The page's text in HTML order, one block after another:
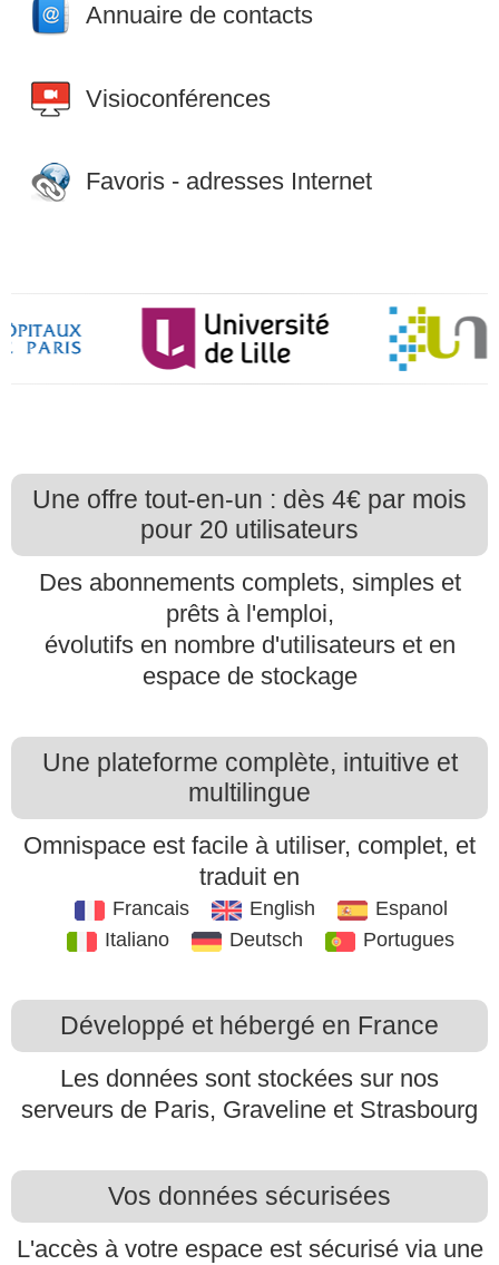
Annuaire de contacts
Visioconférences
Favoris - adresses Internet
Une offre tout-en-un : dès 4€ par mois
pour 20 utilisateurs
Des abonnements complets, simples et
prêts à l'emploi,
évolutifs en nombre d'utilisateurs et en
espace de stockage
Une plateforme complète, intuitive et
multilingue
Omnispace est facile à utiliser, complet, et
traduit en
Francais English
Espanol
Italiano
Deutsch Portugues
Développé et hébergé en France
Les données sont stockées sur nos
serveurs de Paris, Graveline et Strasbourg
Vos données sécurisées
L'accès à votre espace est sécurisé via une